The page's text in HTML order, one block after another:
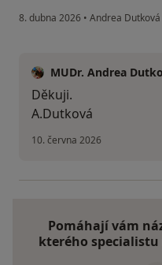
8. dubna 2026 • Andrea Dutková
MUDr. Andrea
Děkuji.
A.Dutková
10. června 2026
Pomáhají vám
kterého